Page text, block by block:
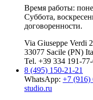
Время работы:
Суббота,
договоренности.
Via Giuseppe Verdi 2
33077 Sacile (PN)
Tel. +39 334 191-
8 (495) 150-21-21
WhatsApp: +7 (916)
studio.ru